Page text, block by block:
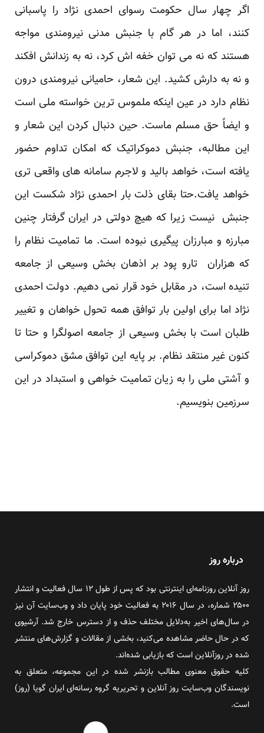
اگر چهار سال حکومت رسوای احمدی نژاد را پاسبانی
کنند، اما در هر گام با جنبش مدنی نیرومندی مواجه
هستند که نه می توان خفه اش کرد، نه به زندانش افکند
و نه به دارش کشید. این شعار، حامیانی نیرومندی درون
نظام دارد در عین اینکه ملموس ترین خواسته ملی است
و ایضاً حق مسلم ماست. حین دنبال کردن این شعار و
این مطالبه، جنبش دموکراتیک که امکان تداوم حضور
یافته است، خواهد بالید و لاجرم سامانه های واقعی تری
خواهد یافت.حتا بقای ذلت بار احمدی نژاد شکست این
جنبش نیست زیرا که هیچ دولتی در ایران گرفتار چنین
مبارزه و مبارزان پیگیری نبوده است. ما تمامیت نظام را
که هزاران تارو پود بر اذهان بخش وسیعی از جامعه
تنیده است، در مقابل خود قرار نمی دهیم. دولت احمدی
نژاد اما برای اولین بار توافق همه تحول خواهان و تغییر
طلبان است با بخش وسیعی از جامعه اصولگرا و حتا تا
کنون غیر منتقد نظام. بر پایه این توافق مشق دموکراسی
و آشتی ملی را به زیان تمامیت خواهی و استبداد در این
سرزمین بنویسیم.
درباره روز
روز آنلاین روزنامه‌ای اینترنتی بود که پس از طول ۱۲ سال فعالیت و انتشار
۲۵۰۰ شماره، در سال ۲۰۱۶ به فعالیت خود پایان داد و وب‌سایت آن نیز
در سال‌های اخیر به‌دلایل مختلف حذف و از دسترس خارج شد. آرشیوی
که در حال حاضر مشاهده می‌کنید، بخشی از مقالات و گزارش‌های منتشر
شده در روزآنلاین است که بازیابی شده‌اند.
کلیه حقوق معنوی مطالب بازنشر شده در این مجموعه، متعلق به
نویسندگان وب‌سایت روز آنلاین و تحریریه گروه رسانه‌ای ایران گویا (روز)
است.